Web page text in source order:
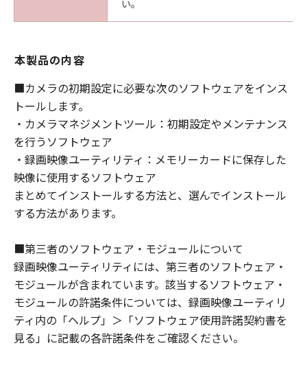
(4) キヤノン、キヤノンの子会社、それら
客様と第三者との間に生じるいかなる紛争
についても、一切責任を負わないものとし
ます。
サポートおよびアップデート
キヤノン、キヤノンの子会社、それらの販
売代理店および販売店は、「許諾ソフトウ
ェア」のメンテナンスおよびお客様による
「許諾ソフトウェア」の使用を支援するこ
とに、並びに「許諾ソフトウェア」に対す
トの提供について、いかなる責任を負うも
のでもありません。
輸出
お客様は、日本国政府または該当国の政府
より必要な認可等を得ることなしに、「許
諾ソフトウェア」の全部または一部を、直
い。
本製品の内容
■カメラの初期設定に必要な次のソフトウェアをインス
トールします。
・カメラマネジメントツール：初期設定やメンテナンス
を行うソフトウェア
・録画映像ユーティリティ：メモリーカードに保存した
映像に使用するソフトウェア
まとめてインストールする方法と、選んでインストール
する方法があります。
■第三者のソフトウェア・モジュールについて
録画映像ユーティリティには、第三者のソフトウェア・
モジュールが含まれています。該当するソフトウェア・
モジュールの許諾条件については、録画映像ユーティリ
ティ内の「ヘルプ」＞「ソフトウェア使用許諾契約書を
見る」に記載の各許諾条件をご確認ください。